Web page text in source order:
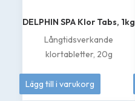
DELPHIN SPA Klor Tabs, 1kg
Långtidsverkande
klortabletter, 20g
334kr
Lägg till i varukorg